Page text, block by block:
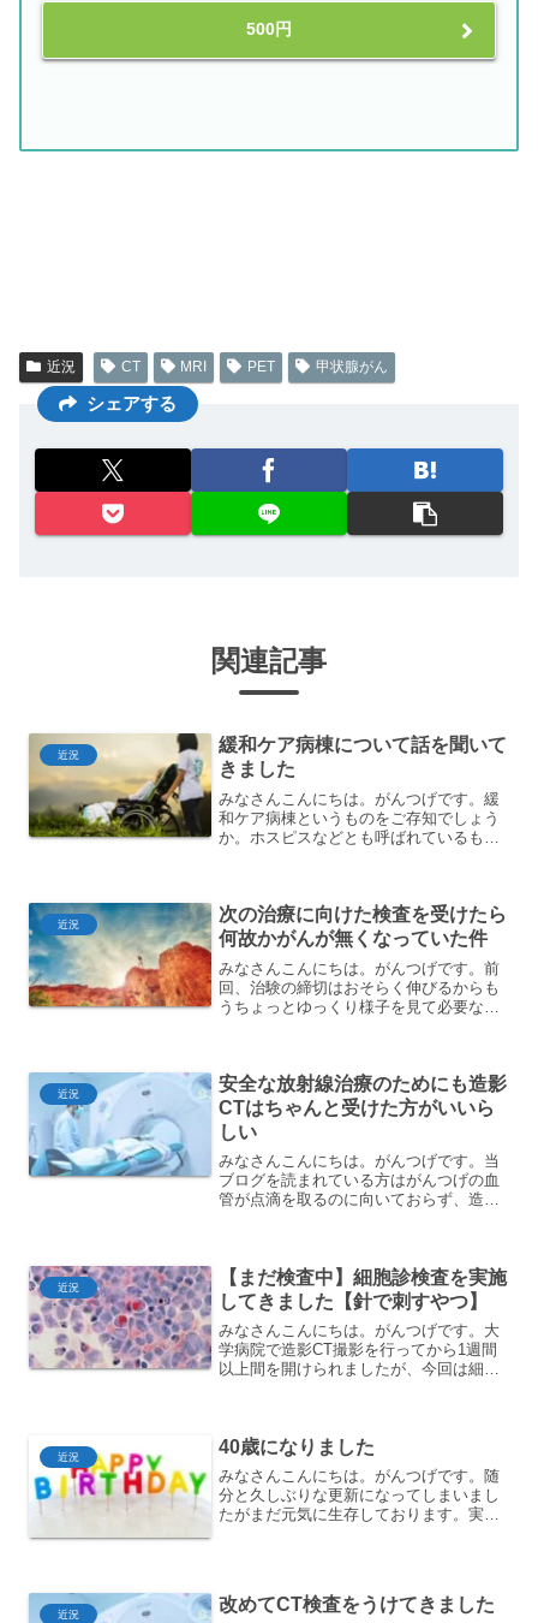
500円
近況 CT MRI PET 甲状腺がん
シェアする
関連記事
近況
緩和ケア病棟について話を聞いて
きました
みなさんこんにちは。がんつげです。緩
和ケア病棟というものをご存知でしょう
か。ホスピスなどとも呼ばれているもの
やつね。いよいよ死ぬ準備...
近況
次の治療に向けた検査を受けたら
何故かがんが無くなっていた件
みなさんこんにちは。がんつげです。前
回、治験の締切はおそらく伸びるからも
うちょっとゆっくり様子を見て必要なタ
用とかあるから状態が落ち...
近況
安全な放射線治療のためにも造影
CTはちゃんと受けた方がいいら
しい
みなさんこんにちは。がんつげです。当
ブログを読まれている方はがんつげの血
管が点滴を取るのに向いておらず、造影
ます。血管や気管の位置...
近況
【まだ検査中】細胞診検査を実施
してきました【針で刺すやつ】
みなさんこんにちは。がんつげです。大
学病院で造影CT撮影を行ってから1週間
以上間を開けられましたが、今回は細胞
告という流れでした。細...
近況 40歳になりました
みなさんこんにちは。がんつげです。随
分と久しぶりな更新になってしまいまし
たがまだ元気に生存しております。実は
している次第です。たわい...
近況 改めてCT検査をうけてきました